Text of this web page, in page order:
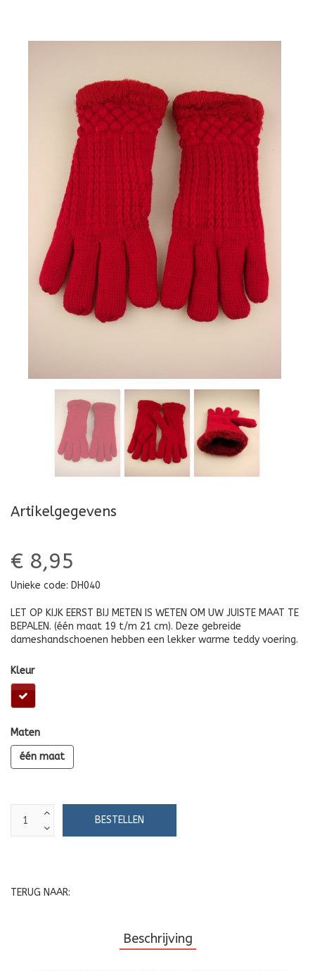
Artikelgegevens
€ 8,95
Unieke code: DH040
LET OP KIJK EERST BIJ METEN IS WETEN OM UW JUISTE MAAT TE
BEPALEN. (één maat 19 t/m 21 cm). Deze gebreide
dameshandschoenen hebben een lekker warme teddy voering.
Kleur
Maten
één maat
TERUG NAAR:
Beschrijving